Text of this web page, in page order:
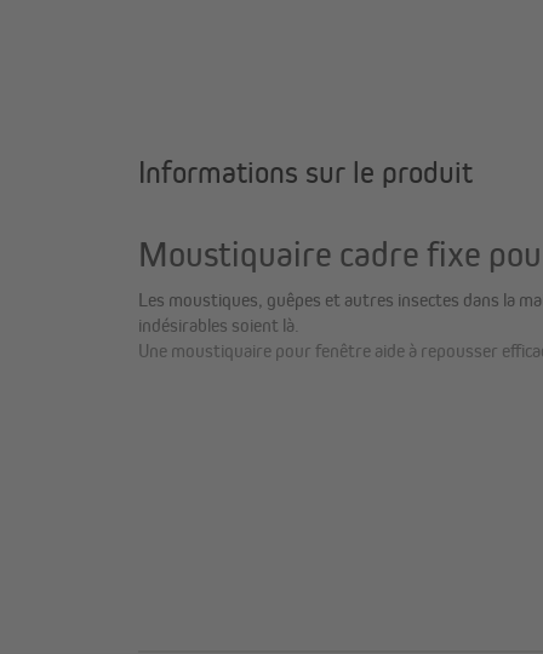
Informations sur le produit
Moustiquaire cadre fixe
Les moustiques, guêpes et autres insectes dans la
indésirables soient là.
Une moustiquaire pour fenêtre aide à repousser